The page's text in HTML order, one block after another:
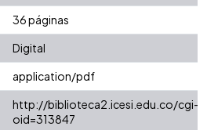
36 páginas
Digital
application/pdf
http://biblioteca2.icesi.edu.co/cgi-
oid=313847